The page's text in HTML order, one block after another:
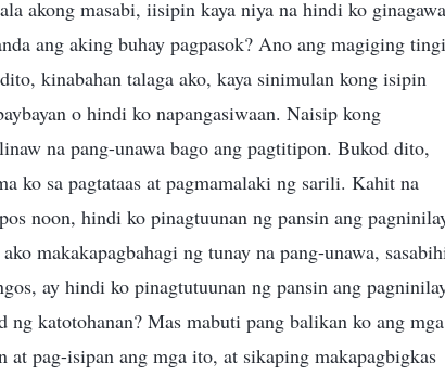
akong masabi, iisipin kaya niya na hindi ko
ang aking buhay pagpasok? Ano ang magiging
kinabahan talaga ako, kaya sinimulan kong isipin
o hindi ko napangasiwaan. Naisip kong
na pang-unawa bago ang pagtitipon. Bukod dito,
ko sa pagtataas at pagmamalaki ng sarili. Kahit na
noon, hindi ko pinagtuunan ng pansin ang
makakapagbahagi ng tunay na pang-unawa,
ay hindi ko pinagtutuunan ng pansin ang
ng katotohanan? Mas mabuti pang balikan ko ang mga
pag-isipan ang mga ito, at sikaping makapagbigkas